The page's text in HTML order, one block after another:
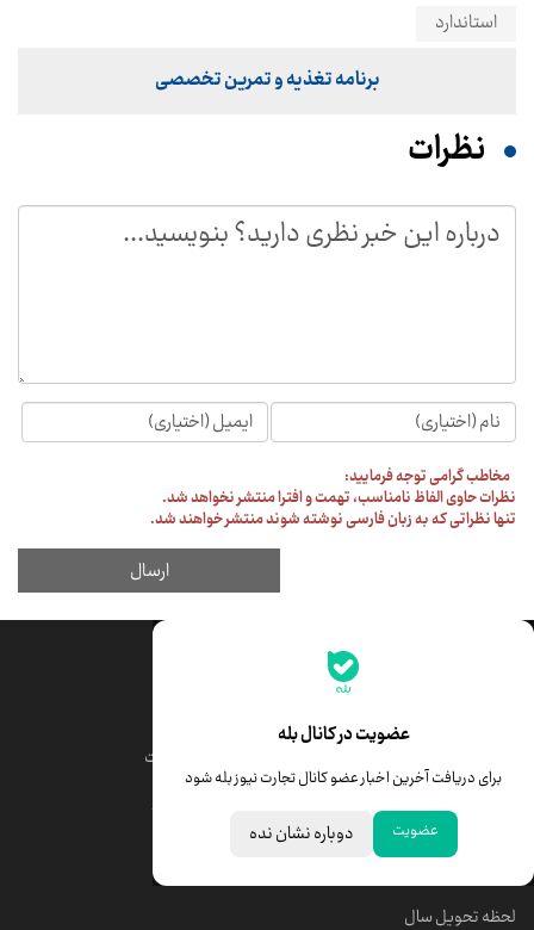
عضویت در کانال بله
برای دریافت آخرین اخبار عضو کانال تجارت نیوز بله شود
عضویت دوباره نشان نده
جدیدترین قیمت‌ها
قیمت درهم امارات
خبرهای مهم
لحظه تحویل سال